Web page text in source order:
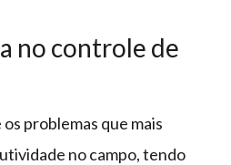
no controle de
problemas que mais
no campo, tendo